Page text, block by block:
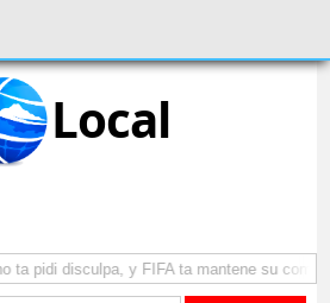
Local
ta pidi disculpa, y FIFA ta mantene su como